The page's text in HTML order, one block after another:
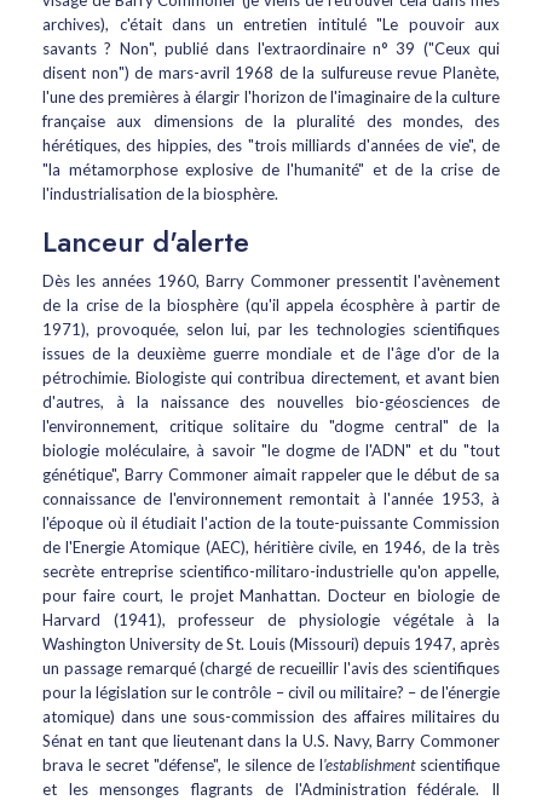
archives), c'était dans un entretien intitulé "Le pouvoir aux
savants ? Non", publié dans l'extraordinaire n° 39 ("Ceux qui
disent non") de mars-avril 1968 de la sulfureuse revue Planète,
l'une des premières à élargir l'horizon de l'imaginaire de la culture
française aux dimensions de la pluralité des mondes, des
hérétiques, des hippies, des "trois milliards d'années de vie", de
"la métamorphose explosive de l'humanité" et de la crise de
l'industrialisation de la biosphère.
Lanceur d'alerte
Dès les années 1960, Barry Commoner pressentit l'avènement
de la crise de la biosphère (qu'il appela écosphère à partir de
1971), provoquée, selon lui, par les technologies scientifiques
issues de la deuxième guerre mondiale et de l'âge d'or de la
pétrochimie. Biologiste qui contribua directement, et avant bien
d'autres, à la naissance des nouvelles bio-géosciences de
l'environnement, critique solitaire du "dogme central" de la
biologie moléculaire, à savoir "le dogme de l'ADN" et du "tout
génétique", Barry Commoner aimait rappeler que le début de sa
connaissance de l'environnement remontait à l'année 1953, à
l'époque où il étudiait l'action de la toute-puissante Commission
de l'Energie Atomique (AEC), héritière civile, en 1946, de la très
secrète entreprise scientifico-militaro-industrielle qu'on appelle,
pour faire court, le projet Manhattan. Docteur en biologie de
Harvard (1941), professeur de physiologie végétale à la
Washington University de St. Louis (Missouri) depuis 1947, après
un passage remarqué (chargé de recueillir l'avis des scientifiques
pour la législation sur le contrôle – civil ou militaire? – de l'énergie
atomique) dans une sous-commission des affaires militaires du
Sénat en tant que lieutenant dans la U.S. Navy, Barry Commoner
brava le secret "défense", le silence de l'establishmentscientifique
et les mensonges flagrants de l'Administration fédérale. Il